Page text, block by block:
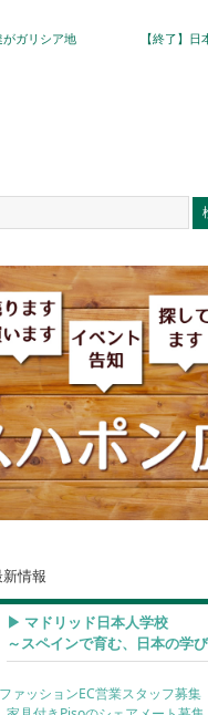
ガリシア地
【終了】
情報
▶︎ マドリッド日本人学校
～スペインで育む、日本の学
ファッションEC営業スタッフ募集